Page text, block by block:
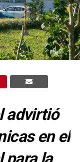
advirtió
en el